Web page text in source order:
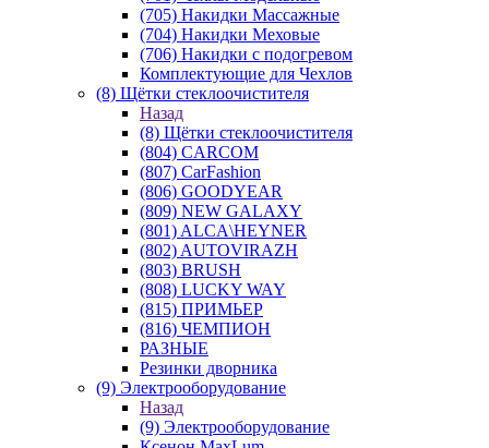
(705) Накидки Массажные
(704) Накидки Меховые
(706) Накидки с подогревом
Комплектующие для Чехлов
(8) Щётки стеклоочистителя
Назад
(8) Щётки стеклоочистителя
(804) CARCOM
(807) CarFashion
(806) GOODYEAR
(809) NEW GALAXY
(801) ALCA\HEYNER
(802) AUTOVIRAZH
(803) BRUSH
(808) LUCKY WAY
(815) ПРИМЬЕР
(816) ЧЕМПИОН
РАЗНЫЕ
Резинки дворника
(9) Электрооборудование
Назад
(9) Электрооборудование